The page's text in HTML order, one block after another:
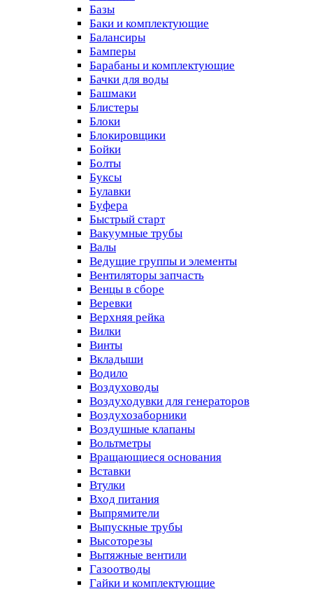
Базы
Баки и комплектующие
Балансиры
Бамперы
Барабаны и комплектующие
Бачки для воды
Башмаки
Блистеры
Блоки
Блокировщики
Бойки
Болты
Буксы
Булавки
Буфера
Быстрый старт
Вакуумные трубы
Валы
Ведущие группы и элементы
Вентиляторы запчасть
Венцы в сборе
Веревки
Верхняя рейка
Вилки
Винты
Вкладыши
Водило
Воздуховоды
Воздуходувки для генераторов
Воздухозаборники
Воздушные клапаны
Вольтметры
Вращающиеся основания
Вставки
Втулки
Вход питания
Выпрямители
Выпускные трубы
Высоторезы
Вытяжные вентили
Газоотводы
Гайки и комплектующие